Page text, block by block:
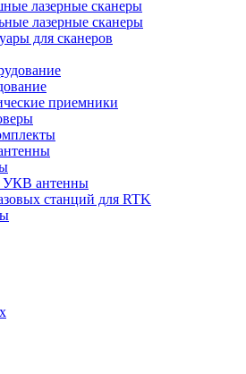
лазерные сканеры
лазерные сканеры
для сканеров
приемники
УКВ антенны
станций для RTK